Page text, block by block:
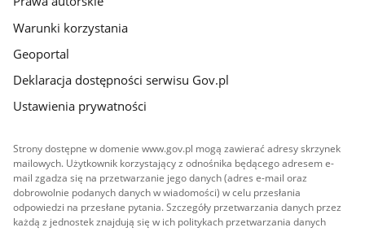
Warunki korzystania
Geoportal
Deklaracja dostępności serwisu Gov.pl
Ustawienia prywatności
Strony dostępne w domenie www.gov.pl mogą zawierać adresy skrzynek
mailowych. Użytkownik korzystający z odnośnika będącego adresem e-
mail zgadza się na przetwarzanie jego danych (adres e-mail oraz
dobrowolnie podanych danych w wiadomości) w celu przesłania
odpowiedzi na przesłane pytania. Szczegóły przetwarzania danych przez
każdą z jednostek znajdują się w ich politykach przetwarzania danych